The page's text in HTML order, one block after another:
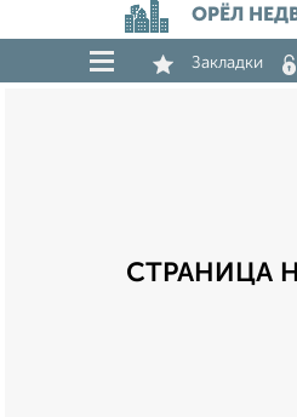
ОРЁЛ
Закладки
СТРАНИЦА